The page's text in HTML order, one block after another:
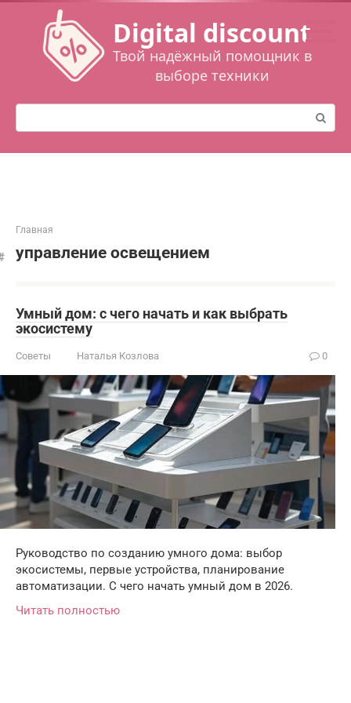
Перейти
контенту
Digital discount
Твой надёжный помощник в
выборе техники
Поиск:
Главная
управление освещением
Умный дом: с чего начать и как выбрать
экосистему
Советы Наталья Козлова 0
Руководство по созданию умного дома: выбор
экосистемы, первые устройства, планирование
автоматизации. С чего начать умный дом в 2026.
Читать полностью